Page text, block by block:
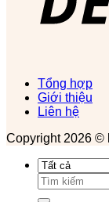
Tổng hợp
Giới thiệu
Liên hệ
Copyright 2026 ©
Tìm
kiếm: